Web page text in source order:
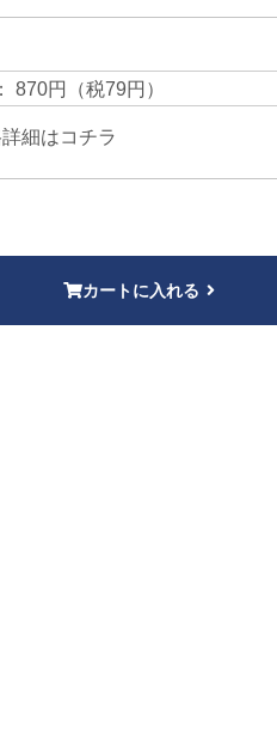
細はコチラ
カートに入れる